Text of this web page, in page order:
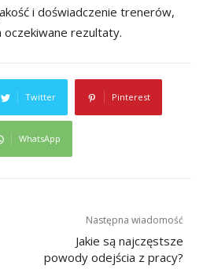
i doświadczenie trenerów,
oczekiwane rezultaty.
Twitter Pinterest
WhatsApp
Następna wiadomość
Jakie są najczęstsze
powody odejścia z pracy?